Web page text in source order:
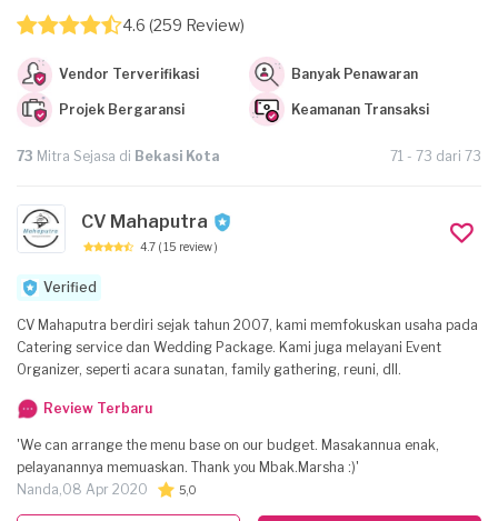
4.6 (259 Review)
Vendor Terverifikasi Banyak Penawaran
Projek Bergaransi Keamanan Transaksi
73 Mitra Sejasa di Bekasi Kota 71 - 73 dari 73
CV Mahaputra
4.7 ( 15 review )
Verified
CV Mahaputra berdiri sejak tahun 2007, kami memfokuskan usaha pada
Catering service dan Wedding Package. Kami juga melayani Event
Organizer, seperti acara sunatan, family gathering, reuni, dll.
Review Terbaru
'We can arrange the menu base on our budget. Masakannua enak,
pelayanannya memuaskan. Thank you Mbak.Marsha :)'
Nanda,08 Apr 2020 5,0